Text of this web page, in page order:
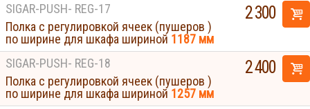
SIGAR-PUSH- REG-17
Полка с регулировкой ячеек (пушеров )
по ширине для шкафа шириной 1187 мм
2 300
SIGAR-PUSH- REG-18
Полка с регулировкой ячеек (пушеров )
по ширине для шкафа шириной 1257 мм
2 400